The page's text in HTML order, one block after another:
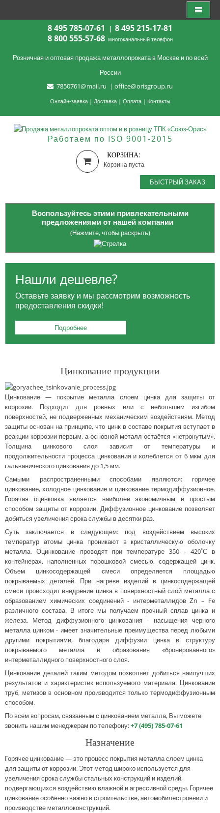
8 495 785-07-61 | 8 495 215-17-81
8 800 555-57-68 многоканальный телефон
Розничная и оптовая продажа металлопроката в Москве и по всей
России
7850761@mail.ru | office@orisgroup.ru
Онлайн-заявка| Доставка| Оплата| Контакты
Работаем по ISO 9001-2015
КОРЗИНА:
Корзина пуста
БЫСТРЫЙ ЗАКАЗ
Воспользуйтесь этими привлекательными
предложениями от нашей компании
(Нажмите, чтобы раскрыть)
Опция приобретенияЗАГОТОВОК: платите только за
Для жителей Москвы:
ТТК для заказов от 100 тысяч рублей.
выбранной вами транспортной компании.
8 800 555-57-68
БЕСПЛАТНЫЙ ЗАЕЗДна складскую территорию для клиентов "ТПК
Союз-Орис".
Нашли дешевле?
Оставьте заявку и мы рассмотрим возможность
предоставления скидки!
Подробнее
Цинкование продукции
Цинкование — покрытие металла слоем цинка для защиты от
коррозии. Подходит для ровных или с небольшим изгибом
поверхностей, не подверженных механическим воздействиям. Метод
защиты основан на принципе, что цинк в составе покрытия вступает в
реакции коррозии первым, а основной металл остаётся «нетронутым».
Толщина цинкового слоя зависит от температуры и
продолжительности процесса цинкования и колеблется от 6 мкм для
гальванического цинкования до 1,5 мм.
Самыми распространенными способами являются: горячее
цинкование, холодное цинкование и цинкование термодиффузионное.
Горячая оцинковка является наиболее экономичным и простым
способом защиты от коррозии. Диффузионное цинкование позволяет
добиться увеличения срока службы в десятки раз.
Суть заключается в следующем: под воздействием высоких
температур атомы цинка проникают в кристаллическую оболочку
металла. Оцинкование проводят при температуре 350 - 420˚С в
контейнерах, наполненных порошковой смесью, содержащей цинк.
Объем цинкосодержащей смеси определяется площадью
покрываемых деталей. При нагреве изделий в цинкосодержащей
смеси происходит внедрение цинка в поверхностный слой металла с
образованием химических соединений - интерметаллидов Ζn – Fe
различного состава. В итоге мы получаем прочный сплав цинка и
железа. Метод диффузионного цинкования - насыщения черного
металла цинком - имеет значительные преимущества перед любыми
другими покрытиями, благодаря диффузии цинка в структуру
покрываемого металла и образования «бронированного»
интерметаллидного поверхностного слоя.
Цинкование деталей таким методом позволяет добиться наилучших
результатов и характеристик используемого материала. Цинкование
труб, метизов в основном производится только термодиффузионным
способом.
По всем вопросам, связанным с цинкованием металла, Вы можете
звонить нашим менеджерам по телефону:+7 (495) 785-07-61
Назначение
Горячее цинкование — это процесс покрытия металла слоем цинка
для защиты от коррозии. Этот метод широко используется для
увеличения срока службы стальных конструкций и изделий,
подвергающихся воздействию влажной и агрессивной среды. Горячее
цинкование особенно важно в строительстве, автомобилестроении и
производстве металлоконструкций.